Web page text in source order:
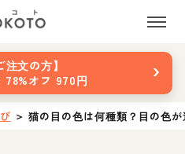
注文の方】
78%オフ 970円
›
＞ 猫の目の色は何種類？目の色